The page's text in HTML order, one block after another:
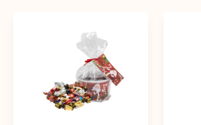
surhetsreglerande medel (citronsyra, äppelsyra,
mjölksyra, natriumcitrat, natriumvätekarbonat,
potatisprotein, druvsocker, fettreducerat
KÄRNMJÖLKSPULVER, SMÖRFETT, salmiak,
persikojuice från koncentrat,
aromämnen (bl a vanilj, vanillin), färgämne (svart
morotskoncentrat, E100, E120, E132, E133,